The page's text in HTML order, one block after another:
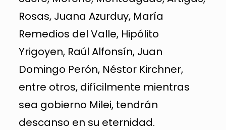
Rosas, Juana Azurduy, María
Remedios del Valle, Hipólito
Yrigoyen, Raúl Alfonsín, Juan
Domingo Perón, Néstor Kirchner,
entre otros, difícilmente mientras
sea gobierno Milei, tendrán
descanso en su eternidad.